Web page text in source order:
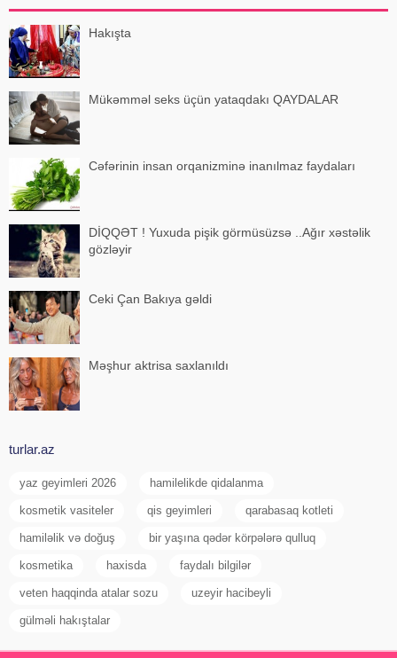
Hakışta
Mükəmməl seks üçün yataqdakı QAYDALAR
Cəfərinin insan orqanizminə inanılmaz faydaları
DİQQƏT ! Yuxuda pişik görmüsüzsə ..Ağır xəstəlik
gözləyir
Ceki Çan Bakıya gəldi
Məşhur aktrisa saxlanıldı
turlar.az
yaz geyimleri 2026 hamilelikde qidalanma
kosmetik vasiteler qis geyimleri qarabasaq kotleti
hamiləlik və doğuş bir yaşına qədər körpələrə qulluq
kosmetika haxisda faydalı bilgilər
veten haqqinda atalar sozu uzeyir hacibeyli
gülməli hakıştalar